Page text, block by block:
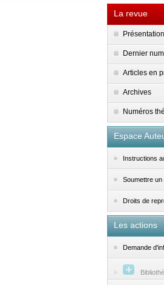
La revue
Présentation
Dernier
Articles en
Archives
Numéros
Espace
Instructions
Soumettre un
Droits de
Les actions
Demande